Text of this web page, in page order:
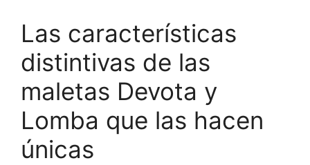
Las características
distintivas de las
maletas Devota y
Lomba que las hacen
únicas